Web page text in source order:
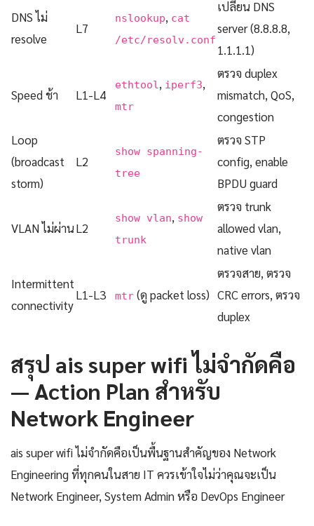
DNS ไม่
resolve
L7
nslookup, cat
/etc/resolv.conf
เปลี่ยน DNS
server (8.8.8.8,
1.1.1.1)
Speed ช้า L1-L4
ethtool , iperf3,
mtr
ตรวจ duplex
mismatch, QoS,
congestion
Loop
(broadcast
storm)
L2
show spanning-
tree
ตรวจ STP
config, enable
BPDU guard
VLAN ไม่ผ่านL2
show vlan, show
trunk
ตรวจ trunk
allowed vlan,
native vlan
Intermittent
connectivity
L1-L3 mtr (ดู packet loss)
ตรวจสาย, ตรวจ
CRC errors, ตรวจ
duplex
สรุป ais super wifi ไม่จำกัดคือ
— Action Plan สำหรับ
Network Engineer
ais super wifi ไม่จำกัดคือเป็นพื้นฐานสำคัญของ Network
Engineering ที่ทุกคนในสาย IT ควรเข้าใจไม่ว่าคุณจะเป็น
Network Engineer, System Admin หรือ DevOps Engineer